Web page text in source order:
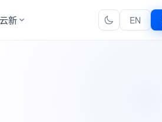
新 EN